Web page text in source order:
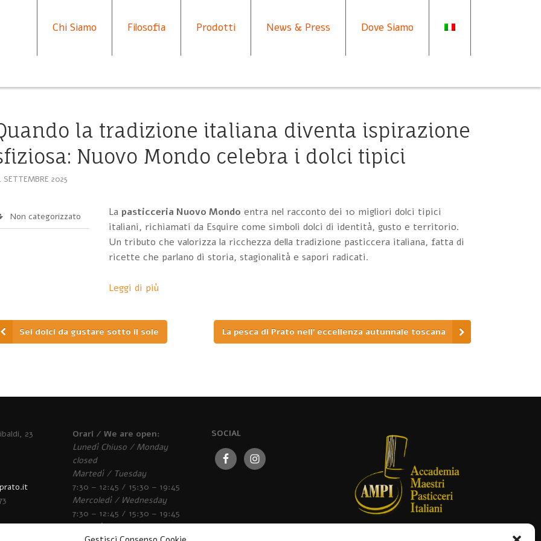
Chi Siamo Filosofia Prodotti News & Press Dove Siamo
la tradizione italiana diventa ispirazione
Nuovo Mondo celebra i dolci tipici
SETTEMBRE 2025
Non categorizzato La pasticceria Nuovo Mondo entra nel racconto dei 10 migliori dolci tipici
italiani, richiamati da Esquire come simboli dolci di identità, gusto e territorio.
Un tributo che valorizza la ricchezza della tradizione pasticcera italiana, fatta di
ricette che parlano di storia, stagionalità e sapori radicati.
Leggi di più
Sei dolci da gustare sotto il sole La pesca di Prato nell’ eccellenza autunnale toscana
23
Orari / We are open:
Lunedì Chiuso / Monday
closed
Martedì / Tuesday
7:30 – 12:45 / 15:30 – 19:45
Mercoledì / Wednesday
7:30 – 12:45 / 15:30 – 19:45
Giovedì / Thursday
SOCIAL